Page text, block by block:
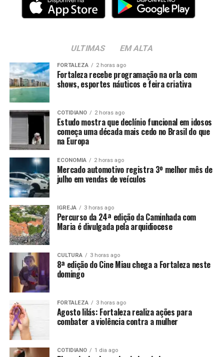
ULTIMAS EM ALTA
FORTALEZA 2 horas ago
Fortaleza recebe programação na orla com
shows, esportes náuticos e feira criativa
COTIDIANO 2 horas ago
Estudo mostra que declínio funcional em idosos
começa uma década mais cedo no Brasil do que
na Europa
ECONOMIA 2 horas ago
Mercado automotivo registra 3º melhor mês de
julho em vendas de veículos
IGREJA 3 horas ago
Percurso da 24ª edição da Caminhada com
Maria é divulgada pela arquidiocese
CULTURA 3 horas ago
8ª edição do Cine Miau chega a Fortaleza neste
domingo
FORTALEZA 3 horas ago
Agosto lilás: Fortaleza realiza ações para
combater a violência contra a mulher
COTIDIANO 1 dia ago